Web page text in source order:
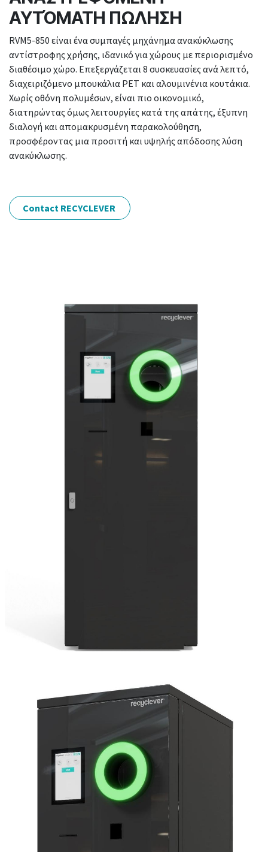
ΑΥΤΌΜΑΤΗ ΠΩΛΗΣΗ
RVM5-850 είναι ένα συμπαγές μηχάνημα ανακύκλωσης
αντίστροφης χρήσης, ιδανικό για χώρους με περιορισμένο
διαθέσιμο χώρο. Επεξεργάζεται 8 συσκευασίες ανά λεπτό,
διαχειριζόμενο μπουκάλια PET και αλουμινένια κουτάκια.
Χωρίς οθόνη πολυμέσων, είναι πιο οικονομικό,
διατηρώντας όμως λειτουργίες κατά της απάτης, έξυπνη
διαλογή και απομακρυσμένη παρακολούθηση,
προσφέροντας μια προσιτή και υψηλής απόδοσης λύση
ανακύκλωσης.
Contact RECYCLEVER